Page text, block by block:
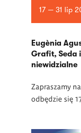
17 — 31 lip
Eugènia
Grafit, Seda
niewidzialne
Zapraszamy
odbędzie się